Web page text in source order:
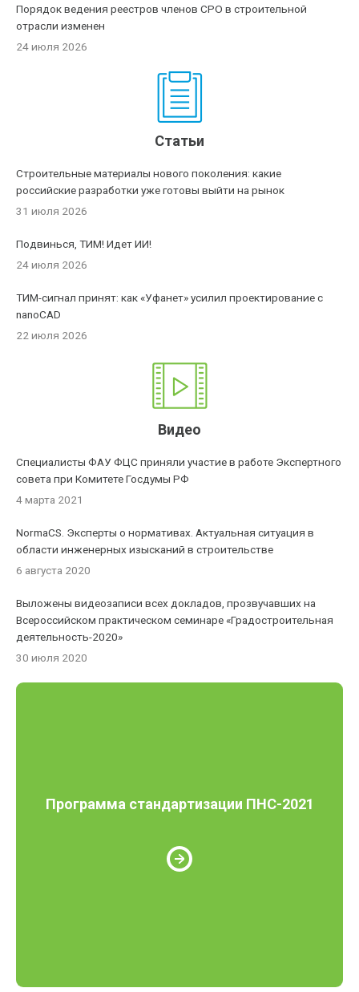
Порядок ведения реестров членов СРО в строительной
отрасли изменен
24 июля 2026
Статьи
Строительные материалы нового поколения: какие
российские разработки уже готовы выйти на рынок
31 июля 2026
Подвинься, ТИМ! Идет ИИ!
24 июля 2026
ТИМ-сигнал принят: как «Уфанет» усилил проектирование с
nanoCAD
22 июля 2026
Видео
Специалисты ФАУ ФЦС приняли участие в работе Экспертного
совета при Комитете Госдумы РФ
4 марта 2021
NormaCS. Эксперты о нормативах. Актуальная ситуация в
области инженерных изысканий в строительстве
6 августа 2020
Выложены видеозаписи всех докладов, прозвучавших на
Всероссийском практическом семинаре «Градостроительная
деятельность-2020»
30 июля 2020
Программа стандартизации ПНС-2021